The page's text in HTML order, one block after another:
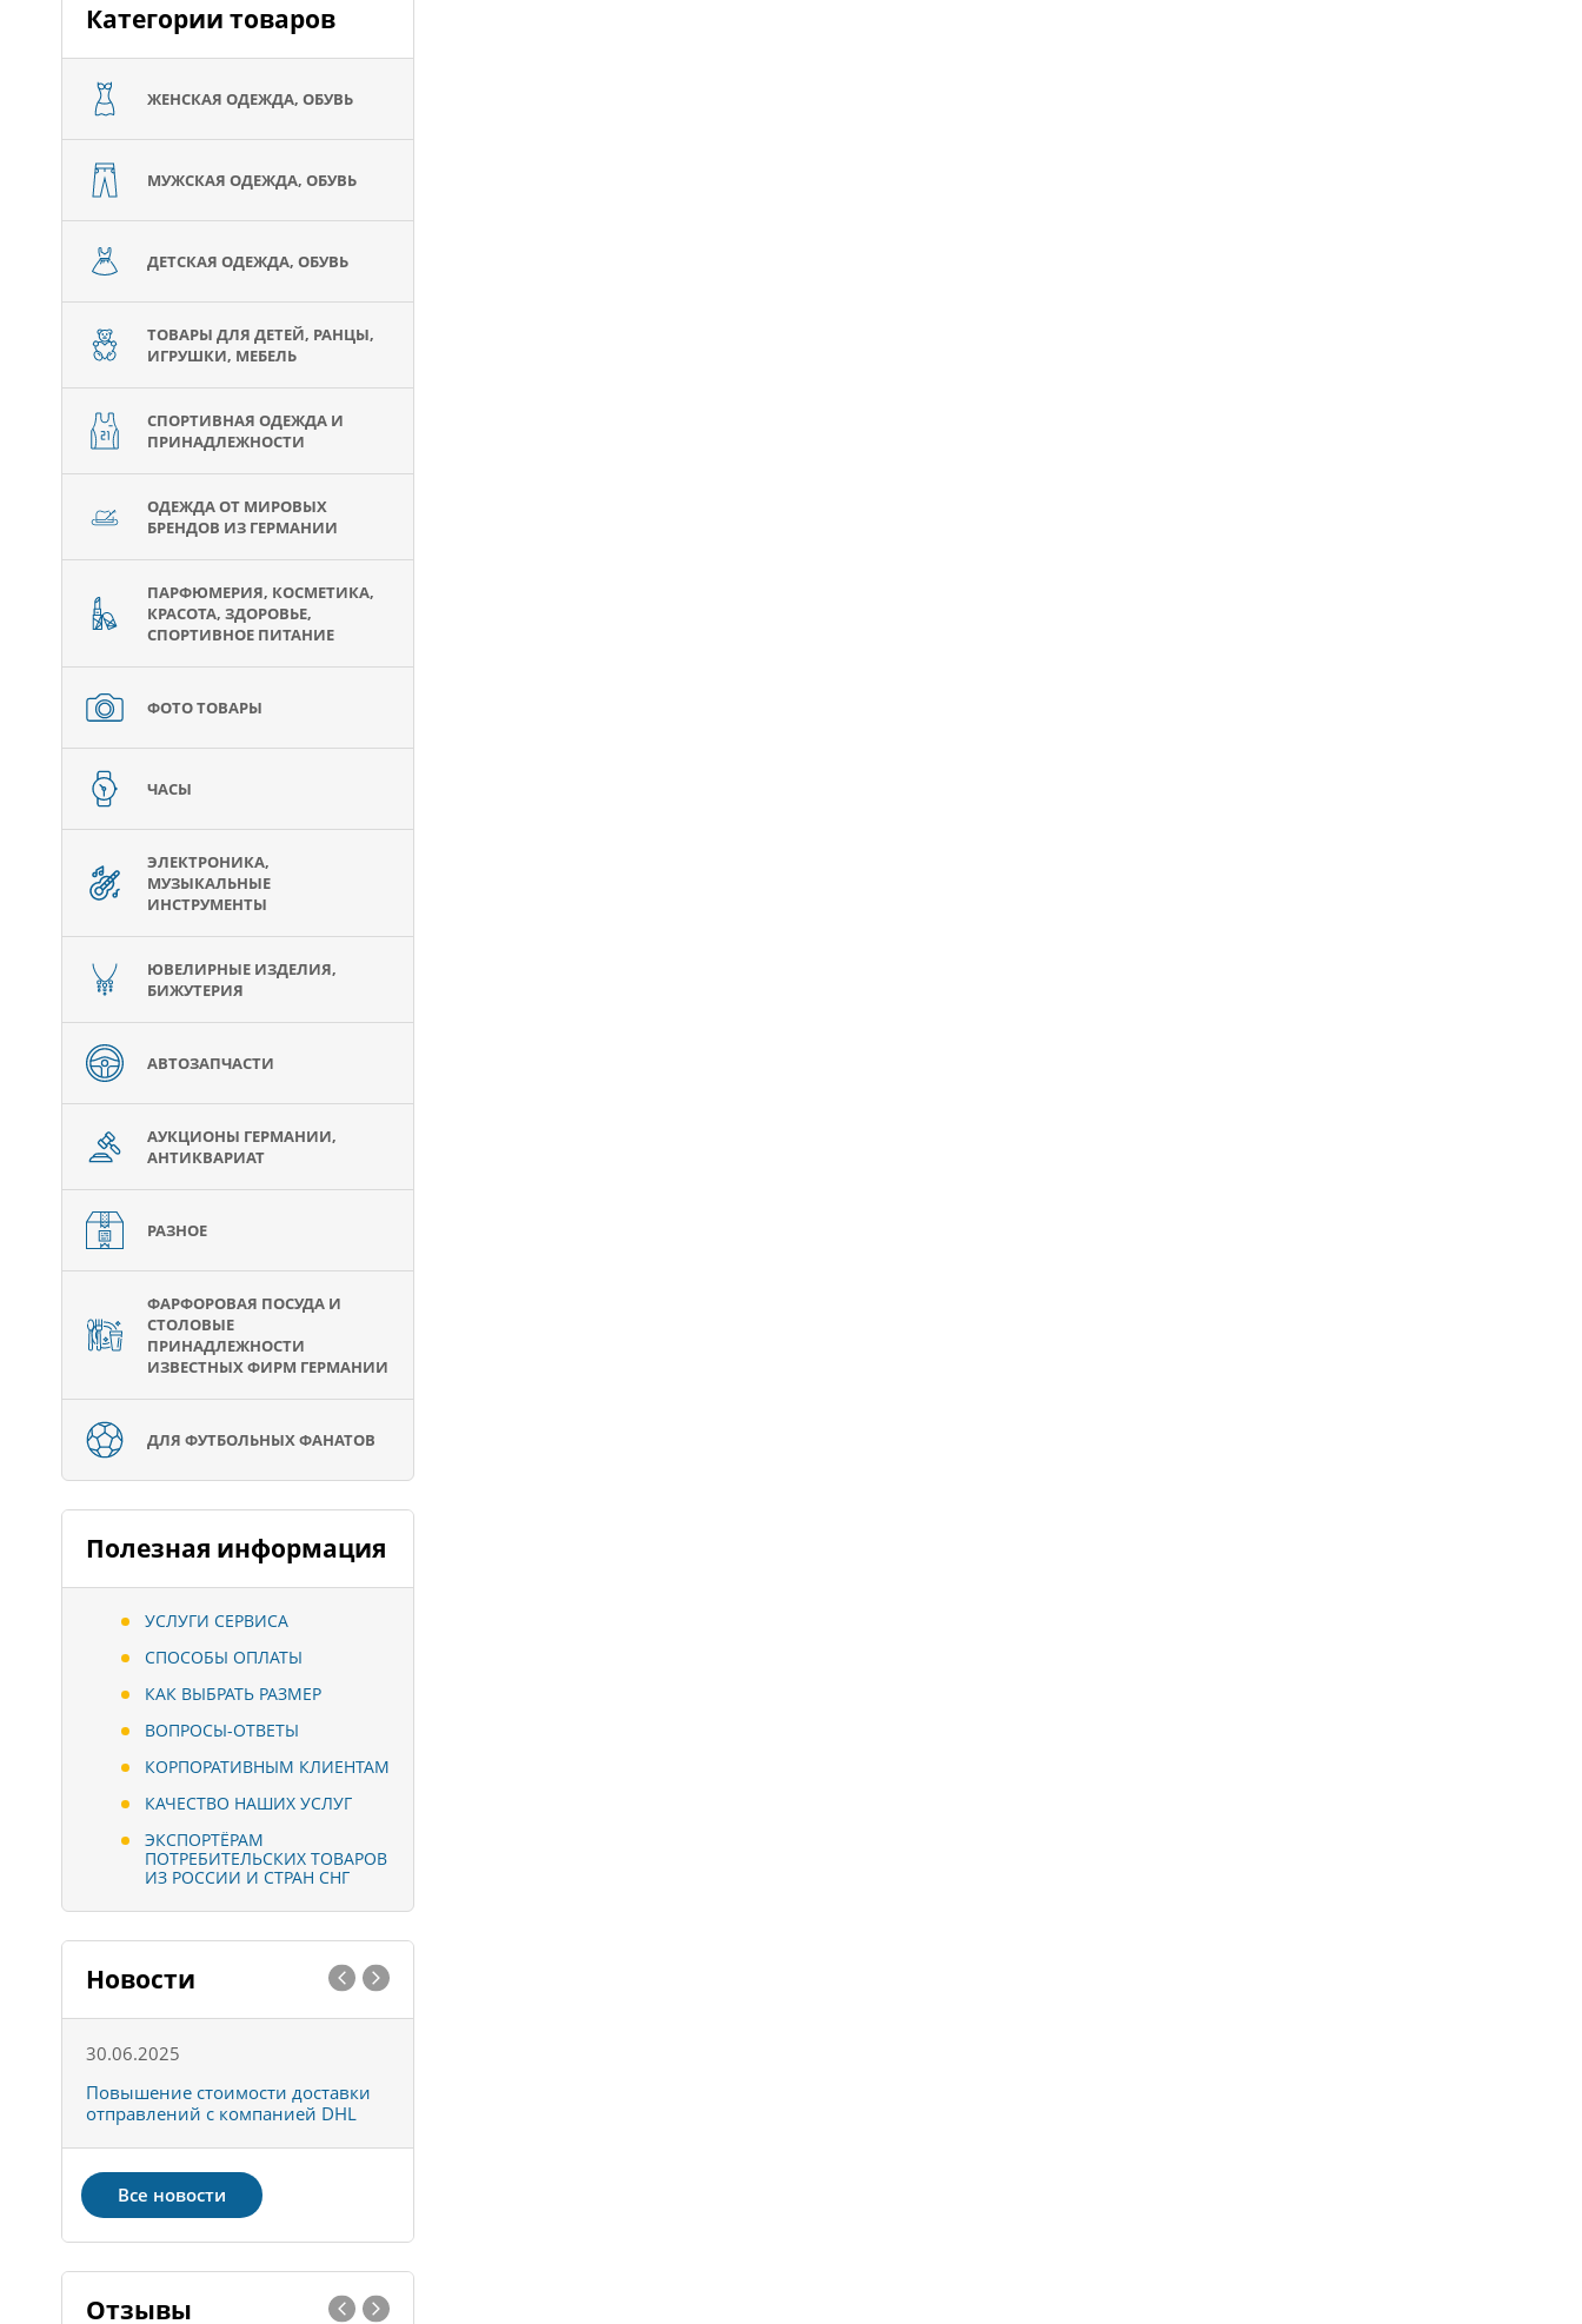
Категории товаров
ЖЕНСКАЯ ОДЕЖДА, ОБУВЬ
МУЖСКАЯ ОДЕЖДА, ОБУВЬ
ДЕТСКАЯ ОДЕЖДА, ОБУВЬ
ТОВАРЫ ДЛЯ ДЕТЕЙ, РАНЦЫ,
ИГРУШКИ, МЕБЕЛЬ
СПОРТИВНАЯ ОДЕЖДА И
ПРИНАДЛЕЖНОСТИ
ОДЕЖДА ОТ МИРОВЫХ
БРЕНДОВ ИЗ ГЕРМАНИИ
ПАРФЮМЕРИЯ, КОСМЕТИКА,
КРАСОТА, ЗДОРОВЬЕ,
СПОРТИВНОЕ ПИТАНИЕ
ФОТО ТОВАРЫ
ЧАСЫ
ЭЛЕКТРОНИКА,
МУЗЫКАЛЬНЫЕ
ИНСТРУМЕНТЫ
ЮВЕЛИРНЫЕ ИЗДЕЛИЯ,
БИЖУТЕРИЯ
АВТОЗАПЧАСТИ
АУКЦИОНЫ ГЕРМАНИИ,
АНТИКВАРИАТ
РАЗНОЕ
ФАРФОРОВАЯ ПОСУДА И
СТОЛОВЫЕ
ПРИНАДЛЕЖНОСТИ
ИЗВЕСТНЫХ ФИРМ ГЕРМАНИИ
ДЛЯ ФУТБОЛЬНЫХ ФАНАТОВ
Полезная информация
УСЛУГИ СЕРВИСА
СПОСОБЫ ОПЛАТЫ
КАК ВЫБРАТЬ РАЗМЕР
ВОПРОСЫ-ОТВЕТЫ
КОРПОРАТИВНЫМ КЛИЕНТАМ
КАЧЕСТВО НАШИХ УСЛУГ
ЭКСПОРТЁРАМ
ПОТРЕБИТЕЛЬСКИХ ТОВАРОВ
ИЗ РОССИИ И СТРАН СНГ
Новости
30.06.2025
Повышение стоимости доставки
отправлений с компанией DHL
Все новости
Отзывы